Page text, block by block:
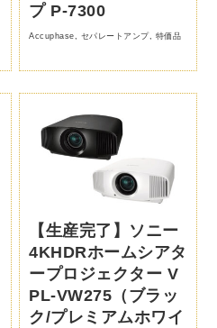
プ P-7300
Accuphase セパレートアンプ, 特価品
【生産完了】ソニー
4KHDRホームシアタ
ープロジェクター V
PL-VW275（ブラッ
ク/プレミアムホワイ